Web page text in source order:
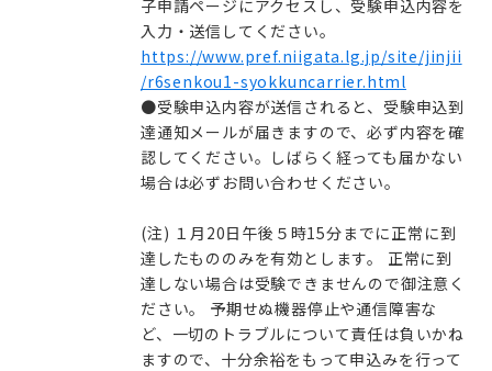
子申請ページにアクセスし、受験申込内容を
入力・送信してください。
https://www.pref.niigata.lg.jp/site/jinjii
/r6senkou1-syokkuncarrier.html
●受験申込内容が送信されると、受験申込到
達通知メールが届きますので、必ず内容を確
認してください。しばらく経っても届かない
場合は必ずお問い合わせください。
(注) １月20日午後５時15分までに正常に到
達したもののみを有効とします。 正常に到
達しない場合は受験できませんので御注意く
ださい。 予期せぬ機器停止や通信障害な
ど、一切のトラブルについて責任は負いかね
ますので、十分余裕をもって申込みを行って